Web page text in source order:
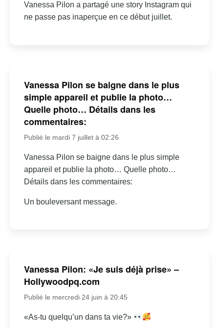
Vanessa Pilon a partagé une story Instagram qui
ne passe pas inaperçue en ce début juillet.
Vanessa Pilon se baigne dans le plus
simple appareil et publie la photo…
Quelle photo… Détails dans les
commentaires:
Publié le mardi 7 juillet à 02:26
Vanessa Pilon se baigne dans le plus simple
appareil et publie la photo… Quelle photo…
Détails dans les commentaires:
Un bouleversant message.
Vanessa Pilon: «Je suis déjà prise» –
Hollywoodpq.com
Publié le mercredi 24 juin à 20:45
«As-tu quelqu’un dans ta vie?»